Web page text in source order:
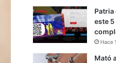
este
Hace
Mató